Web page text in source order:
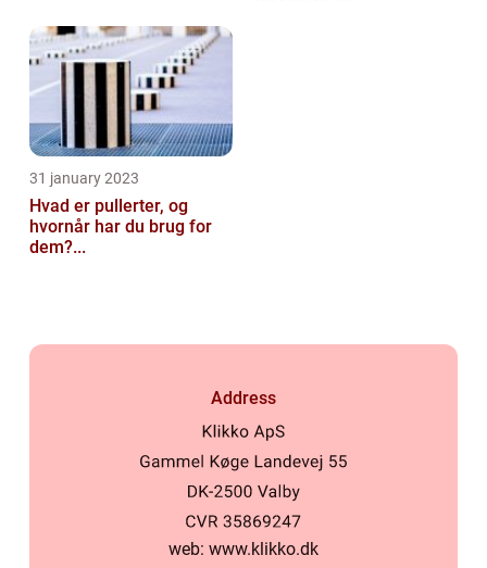
31 january 2023
Hvad er pullerter, og
hvornår har du brug for
dem?...
Address
web: www.klikko.dk